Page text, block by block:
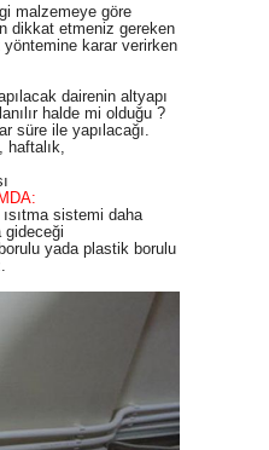
malzemeye göre
dikkat etmeniz gereken
karar verirken
dairenin altyapı
halde mi olduğu ?
süre ile yapılacağı.
haftalık,
sistemi daha
gideceği
yada plastik borulu